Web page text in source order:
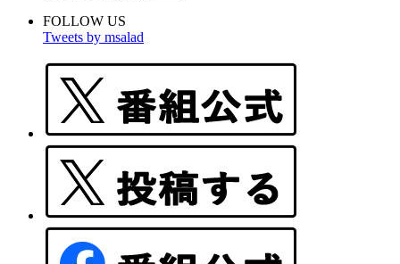
FOLLOW US
Tweets by msalad